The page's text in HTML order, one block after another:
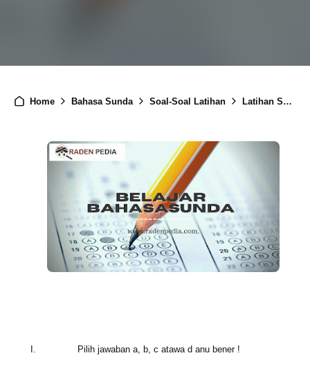
Home Bahasa Sunda Soal-Soal Latihan Latihan Soal Ulangan Bahasa Sunda Kelas 5
I. Pilih jawaban a, b, c atawa d anu bener !